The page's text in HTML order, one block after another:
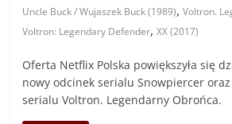
Uncle Buck / Wujaszek Buck (1989),Voltron.
Voltron: Legendary Defender,XX (2017)
Oferta Netflix Polska powiększyła się
nowy odcinek serialu Snowpiercer
serialu Voltron. Legendarny Obrońca.